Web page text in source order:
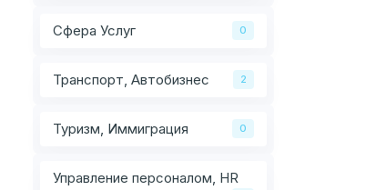
Сфера Услуг 0
Транспорт, Автобизнес 2
Туризм, Иммиграция 0
Управление персоналом, HR